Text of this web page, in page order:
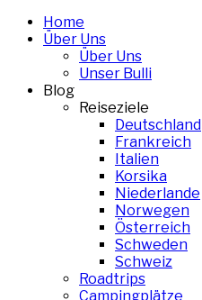
Home
Über Uns
Über Uns
Unser Bulli
Blog
Reiseziele
Deutschland
Frankreich
Italien
Korsika
Niederlande
Norwegen
Österreich
Schweden
Schweiz
Roadtrips
Campingplätze